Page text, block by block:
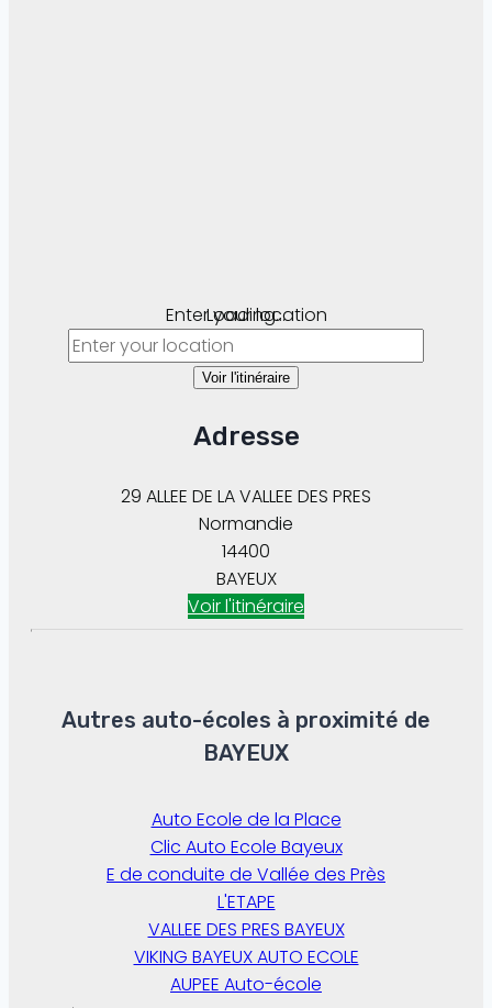
Loading...
Enter your location
Voir l'itinéraire
Adresse
29 ALLEE DE LA VALLEE DES PRES
BAYEUX
Normandie
14400
Voir l'itinéraire
Autres auto-écoles à proximité de
BAYEUX
Auto Ecole de la Place
Clic Auto Ecole Bayeux
E de conduite de Vallée des Près
L'ETAPE
VALLEE DES PRES BAYEUX
VIKING BAYEUX AUTO ECOLE
AUPEE Auto-école